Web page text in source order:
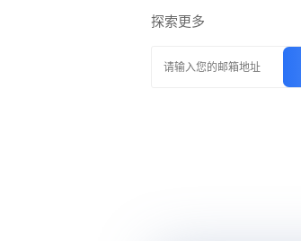
探索更多